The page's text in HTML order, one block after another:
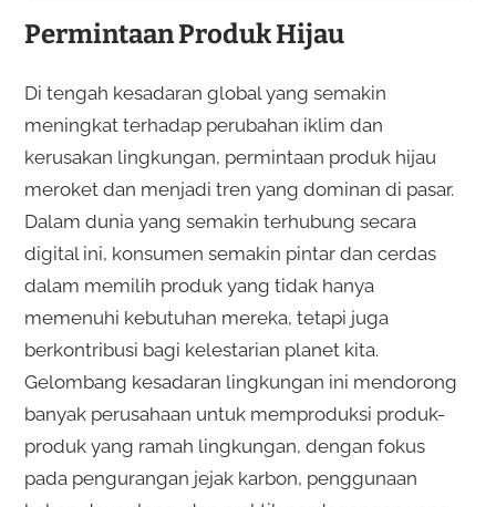
Permintaan Produk Hijau
Di tengah kesadaran global yang semakin
meningkat terhadap perubahan iklim dan
kerusakan lingkungan, permintaan produk hijau
meroket dan menjadi tren yang dominan di pasar.
Dalam dunia yang semakin terhubung secara
digital ini, konsumen semakin pintar dan cerdas
dalam memilih produk yang tidak hanya
memenuhi kebutuhan mereka, tetapi juga
berkontribusi bagi kelestarian planet kita.
Gelombang kesadaran lingkungan ini mendorong
banyak perusahaan untuk memproduksi produk-
produk yang ramah lingkungan, dengan fokus
pada pengurangan jejak karbon, penggunaan